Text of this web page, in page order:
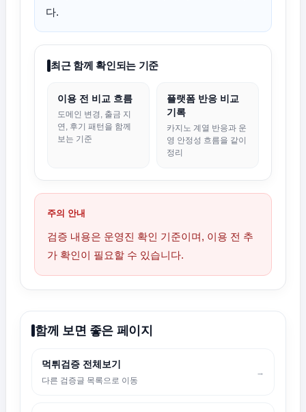
다.
최근 함께 확인되는 기준
이용 전 비교 흐름
도메인 변경, 출금 지
연, 후기 패턴을 함께
보는 기준
플랫폼 반응 비교
기록
카지노 계열 반응과 운
영 안정성 흐름을 같이
정리
주의 안내
검증 내용은 운영진 확인 기준이며, 이용 전 추
가 확인이 필요할 수 있습니다.
함께 보면 좋은 페이지
먹튀검증 전체보기
다른 검증글 목록으로 이동
→